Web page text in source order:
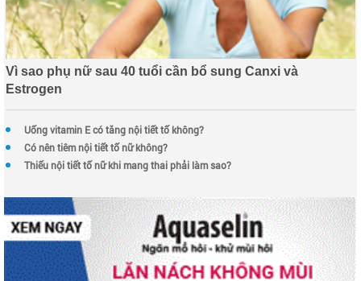
Vì sao phụ nữ sau 40 tuổi cần bổ sung Canxi và
Estrogen
Uống vitamin E có tăng nội tiết tố không?
Có nên tiêm nội tiết tố nữ không?
Thiếu nội tiết tố nữ khi mang thai phải làm sao?